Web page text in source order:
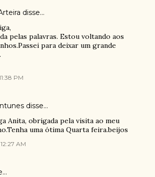
disse…
pelas palavras. Estou voltando aos
para deixar um grande
PM
disse…
Anita, obrigada pela visita ao meu
uma ótima Quarta feira.beijos
AM